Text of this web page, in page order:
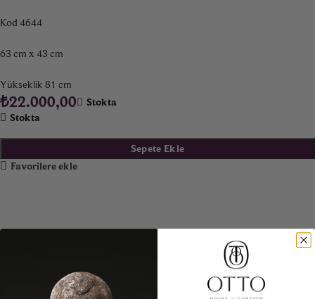
Kod 4644
63 cm x 43 cm
Yükseklik 81 cm
₺22.000,00
Stokta
Stokta
Sepete Ekle
Favorilere ekle
Kırmızı “Butler” Sehpa